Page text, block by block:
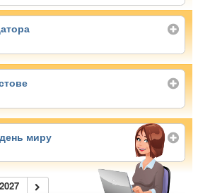
день миру